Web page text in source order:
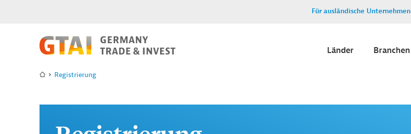
Für ausländische Unternehmen
Länder Branchen
Registrierung